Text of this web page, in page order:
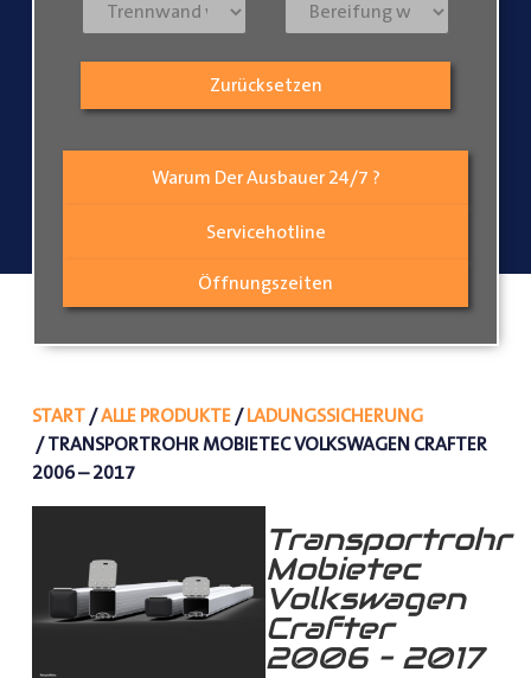
Warum Der Ausbauer 24/7 ?
Servicehotline
Öffnungszeiten
Zurücksetzen
START/ALLE PRODUKTE/LADUNGSSICHERUNG
/ TRANSPORTROHR MOBIETEC VOLKSWAGEN CRAFTER
2006 – 2017
Transportrohr
Mobietec
Volkswagen
Crafter
2006 – 2017